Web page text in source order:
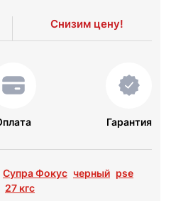
Снизим цену!
Гарантия
Супра Фокус черный pse
27 кгс